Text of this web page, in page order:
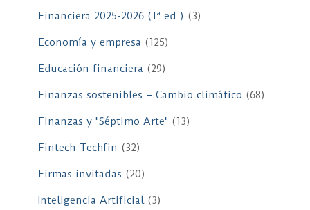
Financiera 2025-2026 (1ª ed.) (3)
Economía y empresa (125)
Educación financiera (29)
Finanzas sostenibles – Cambio climático (68)
Finanzas y "Séptimo Arte" (13)
Fintech-Techfin (32)
Firmas invitadas (20)
Inteligencia Artificial(3)